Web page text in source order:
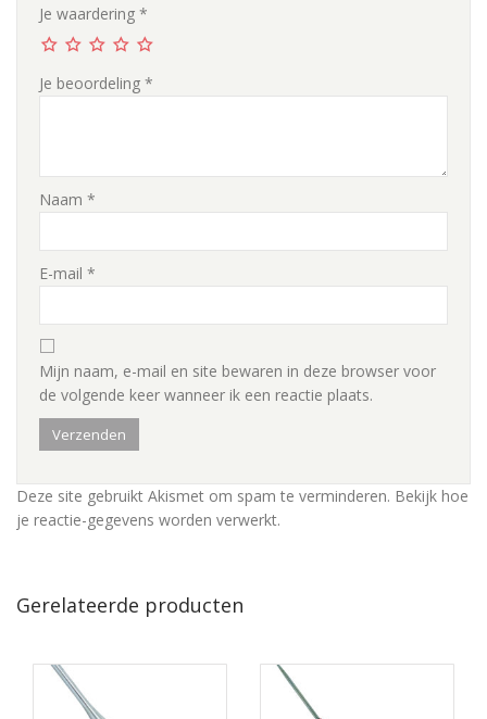
Je waardering *
Je beoordeling *
Naam *
E-mail *
Mijn naam, e-mail en site bewaren in deze browser voor
de volgende keer wanneer ik een reactie plaats.
Deze site gebruikt Akismet om spam te verminderen. Bekijk hoe
je reactie-gegevens worden verwerkt.
Gerelateerde producten